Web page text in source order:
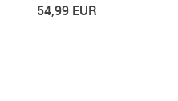
54,99 EUR